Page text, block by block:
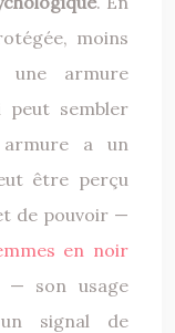
moins
une armure
sembler
armure a un
être perçu
de pouvoir —
en noir
— son usage
signal de